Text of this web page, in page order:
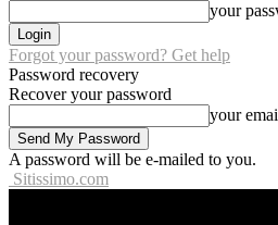
your
Forgot your password? Get help
Password recovery
Recover your password
your
A password will be e-mailed to you.
Sitissimo.com